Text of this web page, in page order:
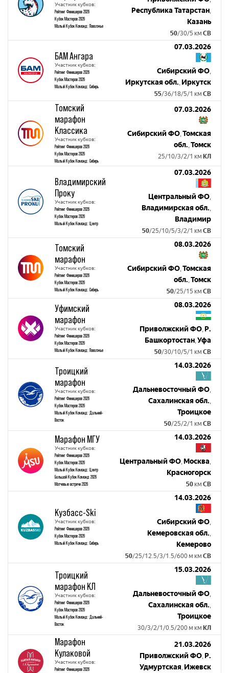
Участник кубков:
Рейтинг Финишеров 2026
Кубок Мастеров 2026
Малый Кубок Команд: Поволжье
Республика Татарстан,
Казань
50/30/5 км СВ
БАМ Ангара
Участник кубков:
Рейтинг Финишеров 2026
Кубок Мастеров 2026
Малый Кубок Команд: Сибирь
07.03.2026
Сибирский ФО,
Иркутская обл., Иркутск
55/36/18/5/1 км СВ
Томский
марафон
Классика
Участник кубков:
Рейтинг Финишеров 2026
Кубок Мастеров 2026
Малый Кубок Команд: Сибирь
07.03.2026
Сибирский ФО,Томская
обл.,Томск
25/10/3/2/1 км КЛ
Владимирский
Проку
Участник кубков:
Рейтинг Финишеров 2026
Кубок Мастеров 2026
Малый Кубок Команд: Центр
07.03.2026
Центральный ФО,
Владимирская обл.,
Владимир
50/25/10/5/3/2/1 км СВ
Томский
марафон
Участник кубков:
Рейтинг Финишеров 2026
Кубок Мастеров 2026
Малый Кубок Команд: Сибирь
08.03.2026
Сибирский ФО,Томская
обл.,Томск
50/25/15 км СВ
Уфимский
марафон
Участник кубков:
Рейтинг Финишеров 2026
Кубок Мастеров 2026
Малый Кубок Команд: Поволжье
08.03.2026
Приволжский ФО, Р.
Башкортостан,Уфа
50/30/10/5/1 км СВ
Троицкий
марафон
Участник кубков:
Рейтинг Финишеров 2026
Кубок Мастеров 2026
Малый Кубок Команд: Дальний-
Восток
14.03.2026
Дальневосточный ФО,
Сахалинская обл.,
Троицкое
50/25/2/1 км СВ
Марафон МГУ
Участник кубков:
Рейтинг Финишеров 2026
Кубок Мастеров 2026
Малый Кубок Команд: Центр
Большой Кубок Команд 2026
Матчевые встречи 2026
14.03.2026
Центральный ФО, Москва,
Красногорск
50 км СВ
Кузбасс-Ski
Участник кубков:
Рейтинг Финишеров 2026
Кубок Мастеров 2026
Малый Кубок Команд: Сибирь
14.03.2026
Сибирский ФО,
Кемеровская обл.,
Кемерово
50/25/12.5/3/1.5/600 м км СВ
Троицкий
марафон КЛ
Участник кубков:
Рейтинг Финишеров 2026
Кубок Мастеров 2026
Малый Кубок Команд: Дальний-
Восток
15.03.2026
Дальневосточный ФО,
Сахалинская обл.,
Троицкое
30/3/2/1/0.5/200 м км КЛ
Марафон
Кулаковой
Участник кубков:
Рейтинг Финишеров 2026
21.03.2026
Приволжский ФО, Р.
Удмуртская, Ижевск